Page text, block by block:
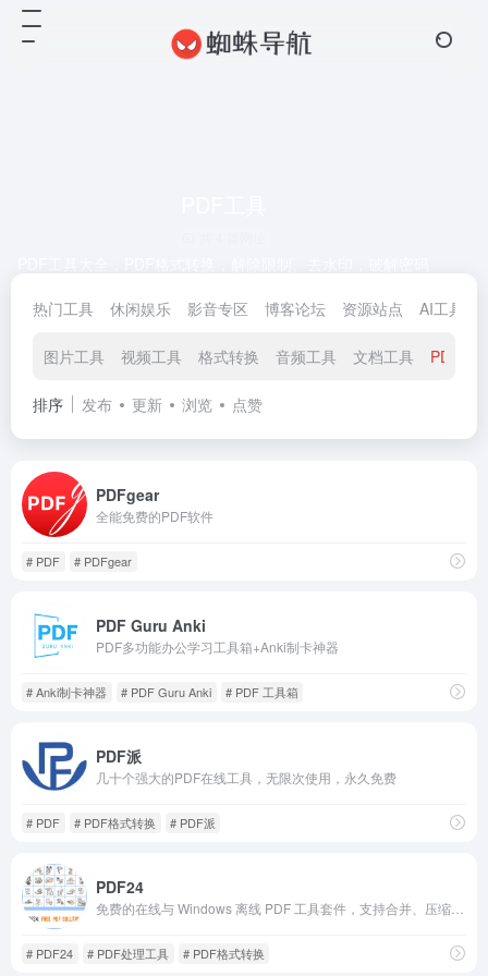
热门工具 休闲娱乐 影音专区 博客论坛 资源站点 AI工具
图片工具 视频工具 格式转换 音频工具 文档工具 PDF工
排序 发布 更新 浏览 点赞
PDFgear
全能免费的PDF软件
# PDF # PDFgear
PDF Guru Anki
PDF多功能办公学习工具箱+Anki制卡神器
# Anki制卡神器 # PDF Guru Anki # PDF 工具箱
PDF派
几十个强大的PDF在线工具，无限次使用，永久免费
# PDF # PDF格式转换 # PDF派
PDF24
# PDF24 # PDF处理工具 # PDF格式转换